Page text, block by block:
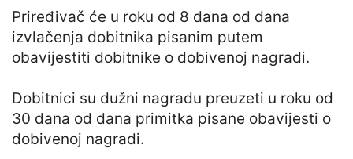
Priređivač će u roku od 8 dana od dana
izvlačenja dobitnika pisanim putem
obavijestiti dobitnike o dobivenoj nagradi.
Dobitnici su dužni nagradu preuzeti u roku od
30 dana od dana primitka pisane obavijesti o
dobivenoj nagradi.